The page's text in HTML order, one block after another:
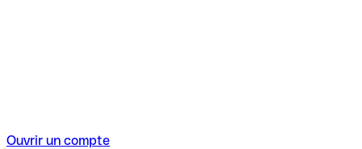
Ouvrir un compte